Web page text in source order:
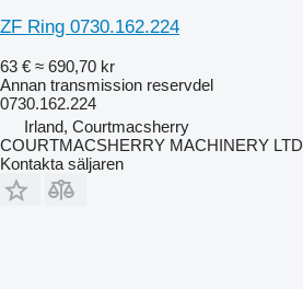
ZF Ring 0730.162.224
63 € ≈ 690,70 kr
Annan transmission reservdel
0730.162.224
Irland, Courtmacsherry
COURTMACSHERRY MACHINERY LTD
Kontakta säljaren